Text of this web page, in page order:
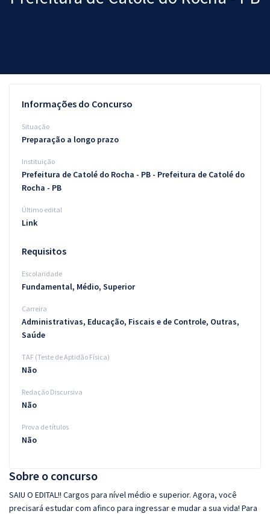
Questões grátis
Blog
Sobre o concurso
SAIU O EDITAL!! Cargos para nível médio e superior. Agora, você
precisará estudar com afinco para ingressar e mudar a sua vida! Para
Informações do Concurso
Situação
Preparação a longo prazo
Instituição
Prefeitura de Catolé do Rocha - PB - Prefeitura de Catolé do
Rocha - PB
Último edital
Link
Requisitos
Escolaridade
Fundamental, Médio, Superior
Carreira
Administrativas, Educação, Fiscais e de Controle, Outras,
Saúde
TAF (Teste de Aptidão Física)
Não
Redação Discursiva
Não
Prova de títulos
Não